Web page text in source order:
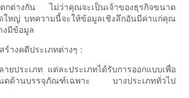
กต่างกัน ไม่ว่าคุณจะเป็นเจ้าของธุรกิจขนาด
ใหญ่ บทความนี้จะให้ข้อมูลเชิงลึกอันมีค่าแก่คุณ
งมีข้อมูล
ร้างคดีประเภทต่างๆ :
ายประเภท แต่ละประเภทได้รับการออกแบบเพื่อ
นดด้านบรรจุภัณฑ์เฉพาะ บางประเภททั่วไป